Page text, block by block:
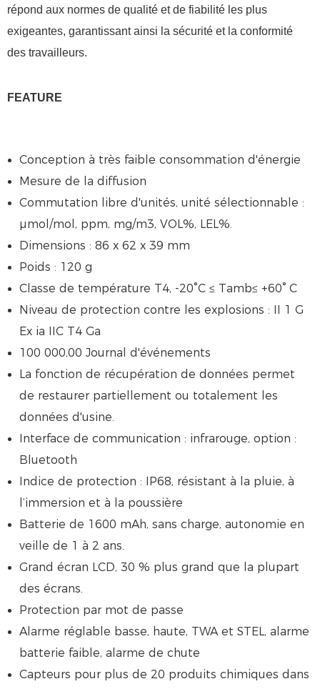
répond aux normes de qualité et de fiabilité les plus
exigeantes, garantissant ainsi la sécurité et la conformité
des travailleurs.
FEATURE
Conception à très faible consommation d'énergie
Mesure de la diffusion
Commutation libre d'unités, unité sélectionnable :
µmol/mol, ppm, mg/m3, VOL%, LEL%.
Dimensions : 86 x 62 x 39 mm
Poids : 120 g
Classe de température T4, -20°C ≤ Tamb≤ +60° C
Niveau de protection contre les explosions : II 1 G
Ex ia IIC T4 Ga
100 000,00 Journal d'événements
La fonction de récupération de données permet
de restaurer partiellement ou totalement les
données d'usine.
Interface de communication : infrarouge, option :
Bluetooth
Indice de protection : IP68, résistant à la pluie, à
l’immersion et à la poussière
Batterie de 1600 mAh, sans charge, autonomie en
veille de 1 à 2 ans.
Grand écran LCD, 30 % plus grand que la plupart
des écrans.
Protection par mot de passe
Alarme réglable basse, haute, TWA et STEL, alarme
batterie faible, alarme de chute
Capteurs pour plus de 20 produits chimiques dans